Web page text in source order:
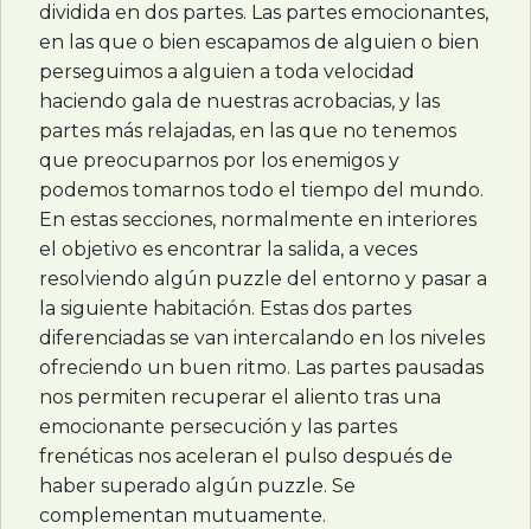
dividida en dos partes. Las partes emocionantes,
en las que o bien escapamos de alguien o bien
perseguimos a alguien a toda velocidad
haciendo gala de nuestras acrobacias, y las
partes más relajadas, en las que no tenemos
que preocuparnos por los enemigos y
podemos tomarnos todo el tiempo del mundo.
En estas secciones, normalmente en interiores
el objetivo es encontrar la salida, a veces
resolviendo algún puzzle del entorno y pasar a
la siguiente habitación. Estas dos partes
diferenciadas se van intercalando en los niveles
ofreciendo un buen ritmo. Las partes pausadas
nos permiten recuperar el aliento tras una
emocionante persecución y las partes
frenéticas nos aceleran el pulso después de
haber superado algún puzzle. Se
complementan mutuamente.